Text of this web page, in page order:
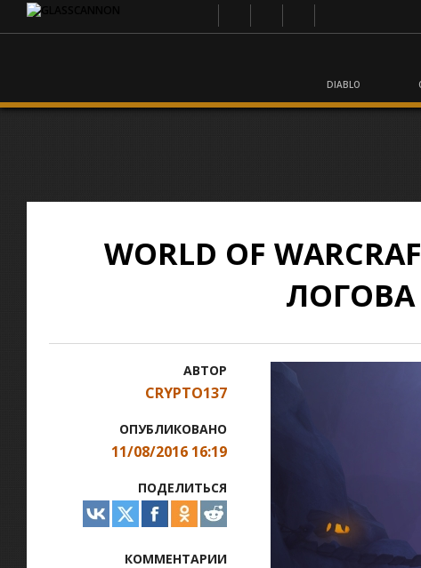
DIABLO
WORLD OF
АВТОР
CRYPTO137
ОПУБЛИКОВАНО
11/08/2016 16:19
ПОДЕЛИТЬСЯ
КОММЕНТАРИИ